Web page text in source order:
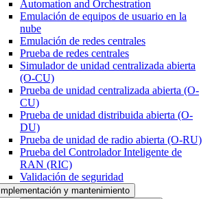
Automation and Orchestration
Emulación de equipos de usuario en la
nube
Emulación de redes centrales
Prueba de redes centrales
Simulador de unidad centralizada abierta
(O-CU)
Prueba de unidad centralizada abierta (O-
CU)
Prueba de unidad distribuida abierta (O-
DU)
Prueba de unidad de radio abierta (O-RU)
Prueba del Controlador Inteligente de
RAN (RIC)
Validación de seguridad
Implementación y mantenimiento